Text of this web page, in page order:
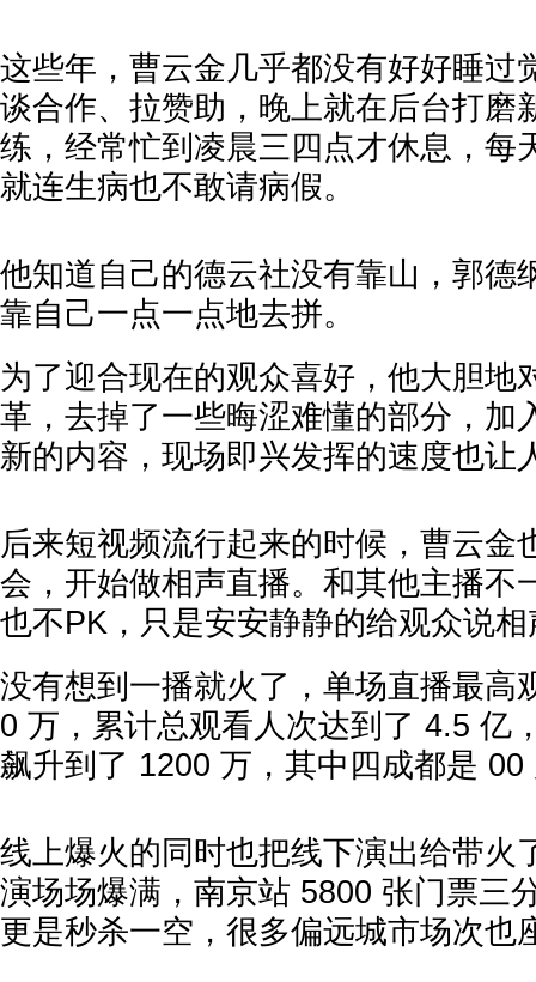
这些年，曹云金几乎都没有好好睡过
谈合作、拉赞助，晚上就在后台打磨
练，经常忙到凌晨三四点才休息，每
就连生病也不敢请病假。
他知道自己的德云社没有靠山，郭德
靠自己一点一点地去拼。
为了迎合现在的观众喜好，他大胆地
革，去掉了一些晦涩难懂的部分，加
新的内容，现场即兴发挥的速度也让
后来短视频流行起来的时候，曹云金
会，开始做相声直播。和其他主播不
也不PK，只是安安静静的给观众说
没有想到一播就火了，单场直播最高
0 万，累计总观看人次达到了 4.5 亿
飙升到了 1200 万，其中四成都是 00
线上爆火的同时也把线下演出给带火
演场场爆满，南京站 5800 张门票三
更是秒杀一空，很多偏远城市场次也